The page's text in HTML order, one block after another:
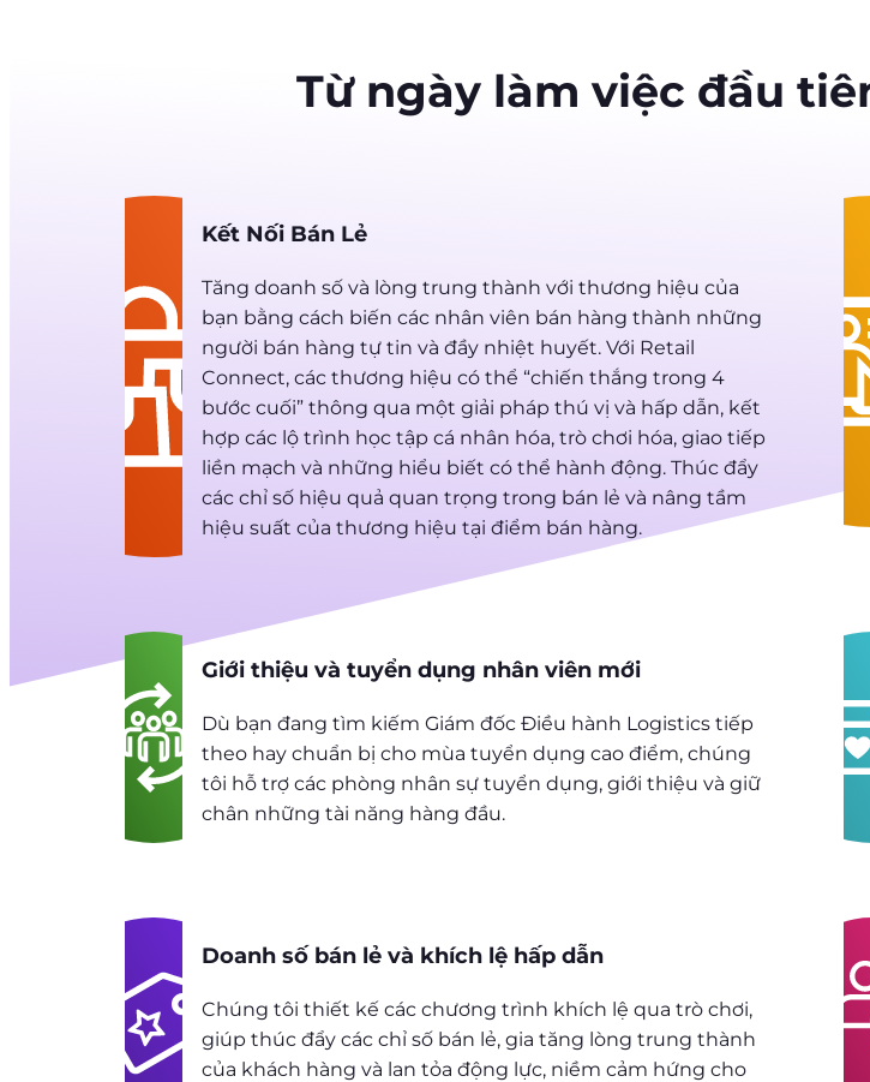
Từ ngày làm việc đầu
Kết Nối Bán Lẻ
Tăng doanh số và lòng trung thành với thương hiệu của
bạn bằng cách biến các nhân viên bán hàng thành những
người bán hàng tự tin và đầy nhiệt huyết. Với Retail
Connect, các thương hiệu có thể “chiến thắng trong 4
bước cuối” thông qua một giải pháp thú vị và hấp dẫn, kết
hợp các lộ trình học tập cá nhân hóa, trò chơi hóa, giao tiếp
liền mạch và những hiểu biết có thể hành động. Thúc đẩy
các chỉ số hiệu quả quan trọng trong bán lẻ và nâng tầm
hiệu suất của thương hiệu tại điểm bán hàng.
Giới thiệu và tuyển dụng nhân viên mới
Dù bạn đang tìm kiếm Giám đốc Điều hành Logistics tiếp
theo hay chuẩn bị cho mùa tuyển dụng cao điểm, chúng
tôi hỗ trợ các phòng nhân sự tuyển dụng, giới thiệu và giữ
chân những tài năng hàng đầu.
Doanh số bán lẻ và khích lệ hấp dẫn
Chúng tôi thiết kế các chương trình khích lệ qua trò chơi,
giúp thúc đẩy các chỉ số bán lẻ, gia tăng lòng trung thành
của khách hàng và lan tỏa động lực, niềm cảm hứng cho